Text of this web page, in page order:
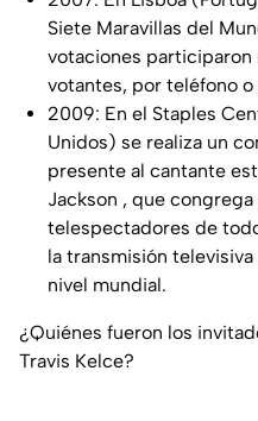
Siete Maravillas del
votaciones participaron
votantes, por teléfono
2009: En el Staples
Unidos) se realiza un
presente al cantante
Jackson , que
telespectadores de
la transmisión
nivel mundial.
¿Quiénes fueron los
Travis Kelce?